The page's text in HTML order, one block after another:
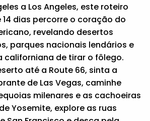
a Los Angeles, este roteiro
14 dias percorre o coração do
revelando desertos
parques nacionais lendários e
californiana de tirar o fôlego.
até a Route 66, sinta a
de Las Vegas, caminhe
milenares e as cachoeiras
Yosemite, explore as ruas